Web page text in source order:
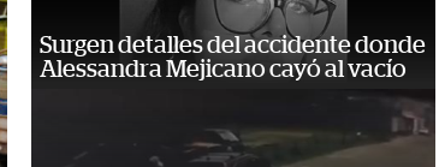
Surgen detalles del accidente donde
Alessandra Mejicano cayó al vacío